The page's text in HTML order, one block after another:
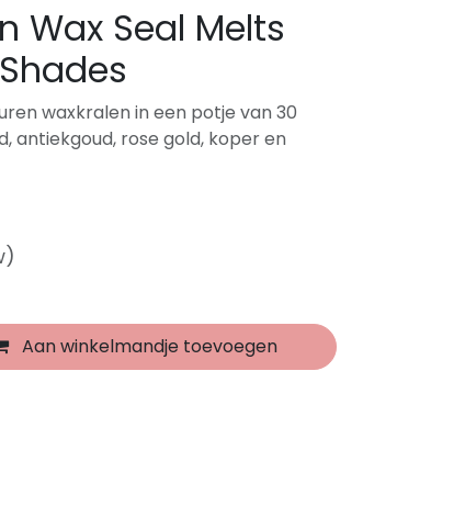
Wax Seal Melts
waxkralen in een potje van 30
antiekgoud, rose gold, koper en
Aan winkelmandje toevoegen